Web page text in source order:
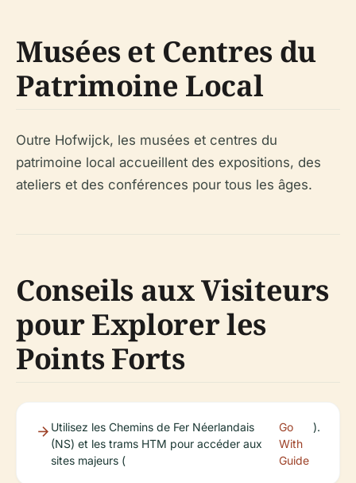
Musées et Centres du
Patrimoine Local
Outre Hofwijck, les musées et centres du
patrimoine local accueillent des expositions, des
ateliers et des conférences pour tous les âges.
Conseils aux Visiteurs
pour Explorer les
Points Forts
Utilisez les Chemins de Fer Néerlandais
(NS) et les trams HTM pour accéder aux
sites majeurs (
Go
With
Guide
).